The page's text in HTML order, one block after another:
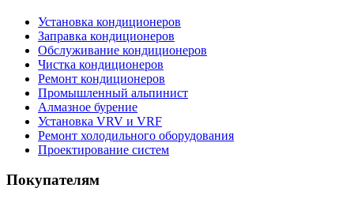
Установка кондиционеров
Заправка кондиционеров
Обслуживание кондиционеров
Чистка кондиционеров
Ремонт кондиционеров
Промышленный альпинист
Алмазное бурение
Установка VRV и VRF
Ремонт холодильного оборудования
Проектирование систем
Покупателям